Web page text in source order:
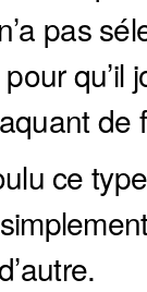
pas
qu’il
de
ce